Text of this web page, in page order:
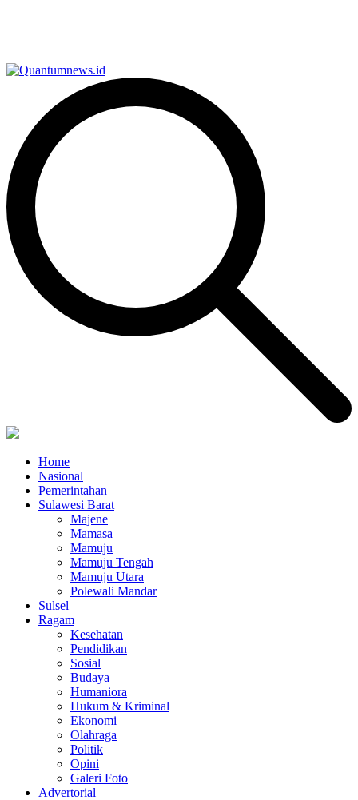
Home
Nasional
Pemerintahan
Sulawesi Barat
Majene
Mamasa
Mamuju
Mamuju Tengah
Mamuju Utara
Polewali Mandar
Sulsel
Ragam
Kesehatan
Pendidikan
Sosial
Budaya
Humaniora
Hukum & Kriminal
Ekonomi
Olahraga
Politik
Opini
Galeri Foto
Advertorial